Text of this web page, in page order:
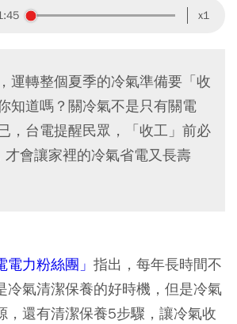
x1
運轉整個夏季的冷氣準備要「收
知道嗎？關冷氣不是只有關電
，台電提醒民眾，「收工」前必
才會讓家裡的冷氣省電又長壽
力粉絲團」 指出，每年長時間不
冷氣清潔保養的好時機，但是冷氣
，還有清潔保養5步驟，讓冷氣收